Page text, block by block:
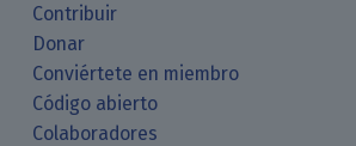
Contribuir
Donar
Conviértete en miembro
Código abierto
Colaboradores